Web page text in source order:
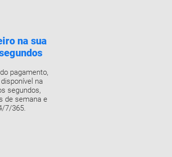
na sua
pagamento,
na
segundos,
de semana e
7/365.